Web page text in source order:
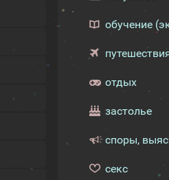
обучение
отдых
застолье
споры,
секс